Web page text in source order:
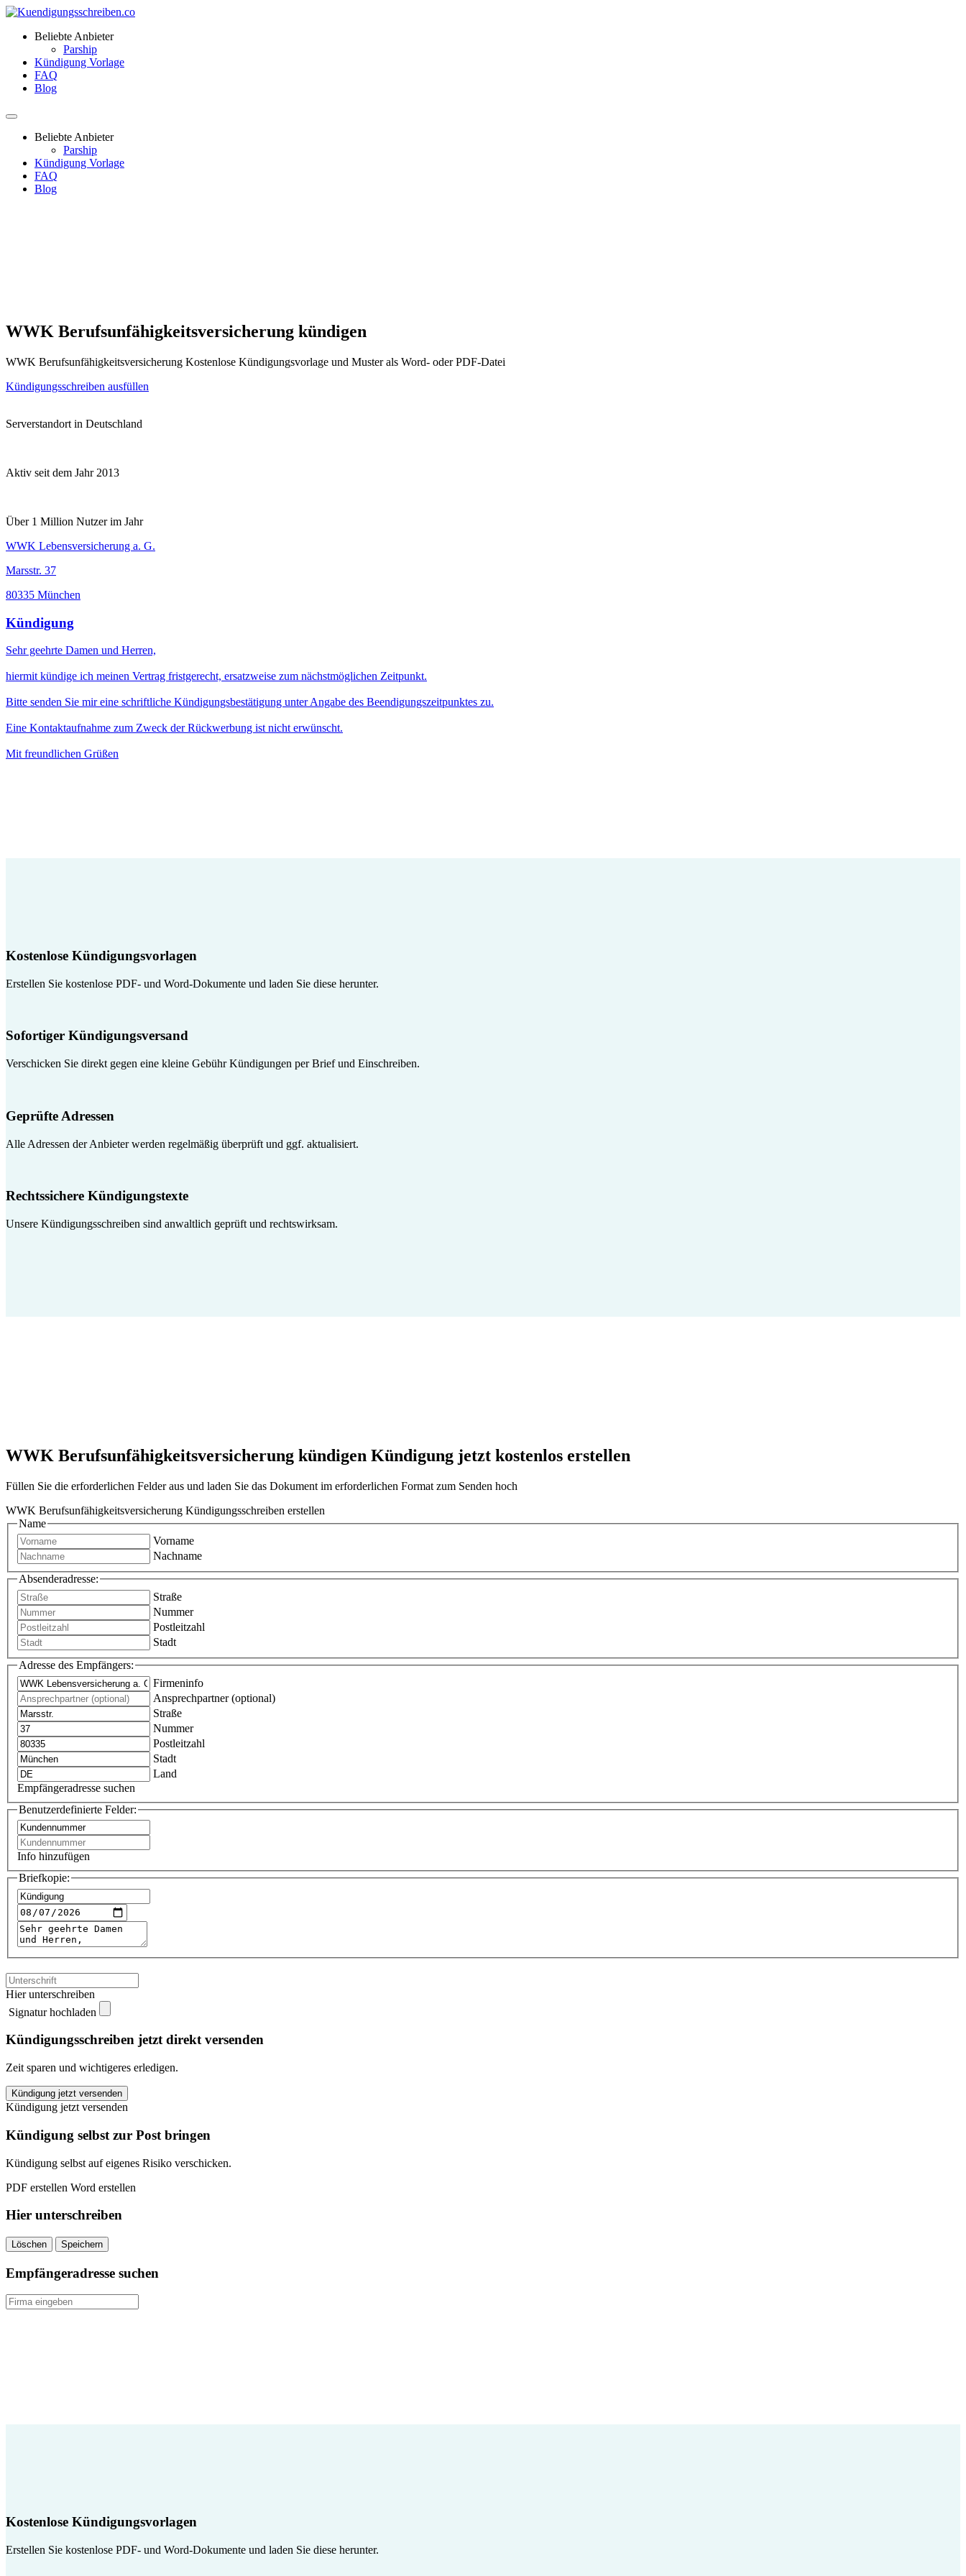
Beliebte Anbieter
Parship
Kündigung Vorlage
FAQ
Blog
Beliebte Anbieter
Parship
Kündigung Vorlage
FAQ
Blog
WWK Berufsunfähigkeitsversicherung kündigen
WWK Berufsunfähigkeitsversicherung Kostenlose Kündigungsvorlage und Muster als Word- oder PDF-Datei
Kündigungsschreiben ausfüllen
Serverstandort in Deutschland
Aktiv seit dem Jahr 2013
Über 1 Million Nutzer im Jahr
WWK Lebensversicherung a. G.
Marsstr. 37
80335 München
Kündigung
Sehr geehrte Damen und Herren,
hiermit kündige ich meinen Vertrag fristgerecht, ersatzweise zum nächstmöglichen Zeitpunkt.
Bitte senden Sie mir eine schriftliche Kündigungsbestätigung unter Angabe des Beendigungszeitpunktes zu.
Eine Kontaktaufnahme zum Zweck der Rückwerbung ist nicht erwünscht.
Mit freundlichen Grüßen
Kostenlose Kündigungsvorlagen
Erstellen Sie kostenlose PDF- und Word-Dokumente und laden Sie diese herunter.
Sofortiger Kündigungsversand
Verschicken Sie direkt gegen eine kleine Gebühr Kündigungen per Brief und Einschreiben.
Geprüfte Adressen
Alle Adressen der Anbieter werden regelmäßig überprüft und ggf. aktualisiert.
Rechtssichere Kündigungstexte
Unsere Kündigungsschreiben sind anwaltlich geprüft und rechtswirksam.
WWK Berufsunfähigkeitsversicherung kündigen Kündigung jetzt kostenlos erstellen
Füllen Sie die erforderlichen Felder aus und laden Sie das Dokument im erforderlichen Format zum Senden hoch
WWK Berufsunfähigkeitsversicherung Kündigungsschreiben erstellen
Name
Vorname
Nachname
Absenderadresse:
Straße
Nummer
Postleitzahl
Stadt
Adresse des Empfängers:
Firmeninfo
Ansprechpartner (optional)
Straße
Nummer
Postleitzahl
Stadt
Land
Empfängeradresse suchen
Benutzerdefinierte Felder:
Info hinzufügen
Briefkopie:
Hier unterschreiben
Signatur hochladen
Kündigungsschreiben jetzt direkt versenden
Zeit sparen und wichtigeres erledigen.
WWK
Berufsunfähigkeitsversicherung
kündigen
quantity
Kündigung jetzt versenden
Kündigung jetzt versenden
Kündigung selbst zur Post bringen
Kündigung selbst auf eigenes Risiko verschicken.
PDF erstellen Word erstellen
Hier unterschreiben
Löschen Speichern
Empfängeradresse suchen
Kostenlose Kündigungsvorlagen
Erstellen Sie kostenlose PDF- und Word-Dokumente und laden Sie diese herunter.